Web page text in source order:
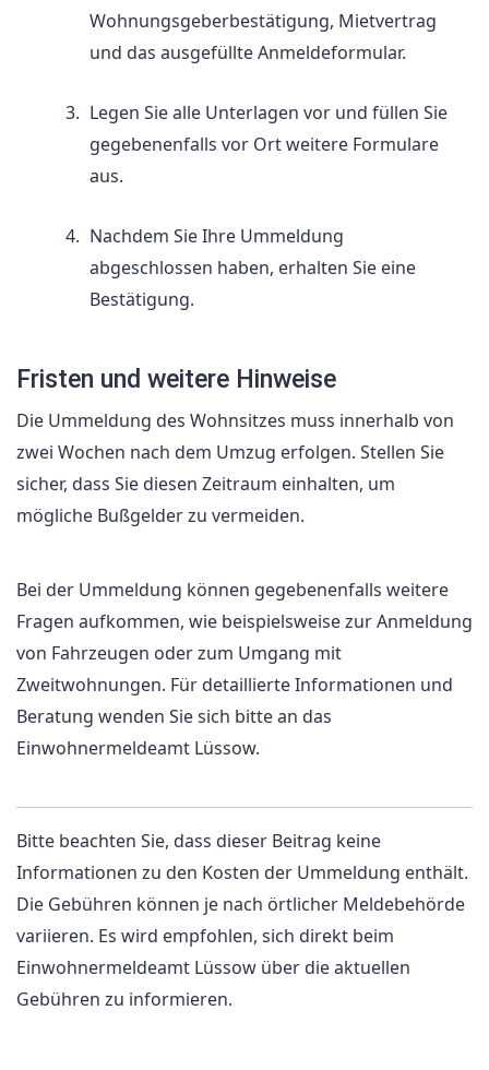
Wohnungsgeberbestätigung, Mietvertrag
und das ausgefüllte Anmeldeformular.
Legen Sie alle Unterlagen vor und füllen Sie
gegebenenfalls vor Ort weitere Formulare
aus.
Nachdem Sie Ihre Ummeldung
abgeschlossen haben, erhalten Sie eine
Bestätigung.
Fristen und weitere Hinweise
Die Ummeldung des Wohnsitzes muss innerhalb von
zwei Wochen nach dem Umzug erfolgen. Stellen Sie
sicher, dass Sie diesen Zeitraum einhalten, um
mögliche Bußgelder zu vermeiden.
Bei der Ummeldung können gegebenenfalls weitere
Fragen aufkommen, wie beispielsweise zur Anmeldung
von Fahrzeugen oder zum Umgang mit
Zweitwohnungen. Für detaillierte Informationen und
Beratung wenden Sie sich bitte an das
Einwohnermeldeamt Lüssow.
Bitte beachten Sie, dass dieser Beitrag keine
Informationen zu den Kosten der Ummeldung enthält.
Die Gebühren können je nach örtlicher Meldebehörde
variieren. Es wird empfohlen, sich direkt beim
Einwohnermeldeamt Lüssow über die aktuellen
Gebühren zu informieren.